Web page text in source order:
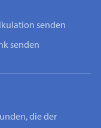
senden
senden
die der